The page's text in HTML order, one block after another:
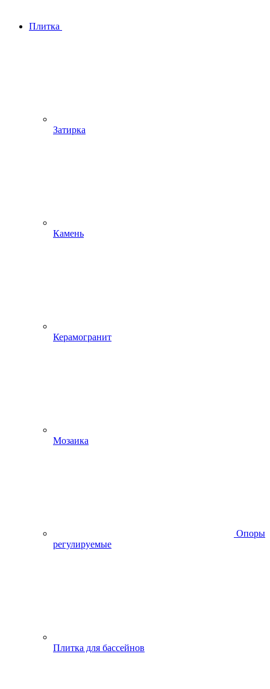
Плитка
Затирка
Камень
Керамогранит
Мозаика
Опоры
регулируемые
Плитка для бассейнов